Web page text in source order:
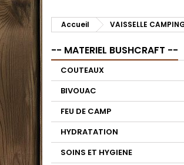
Accueil VAISSELLE
-- MATERIEL BUSHCRAFT --
COUTEAUX
BIVOUAC
FEU DE CAMP
HYDRATATION
SOINS ET HYGIENE